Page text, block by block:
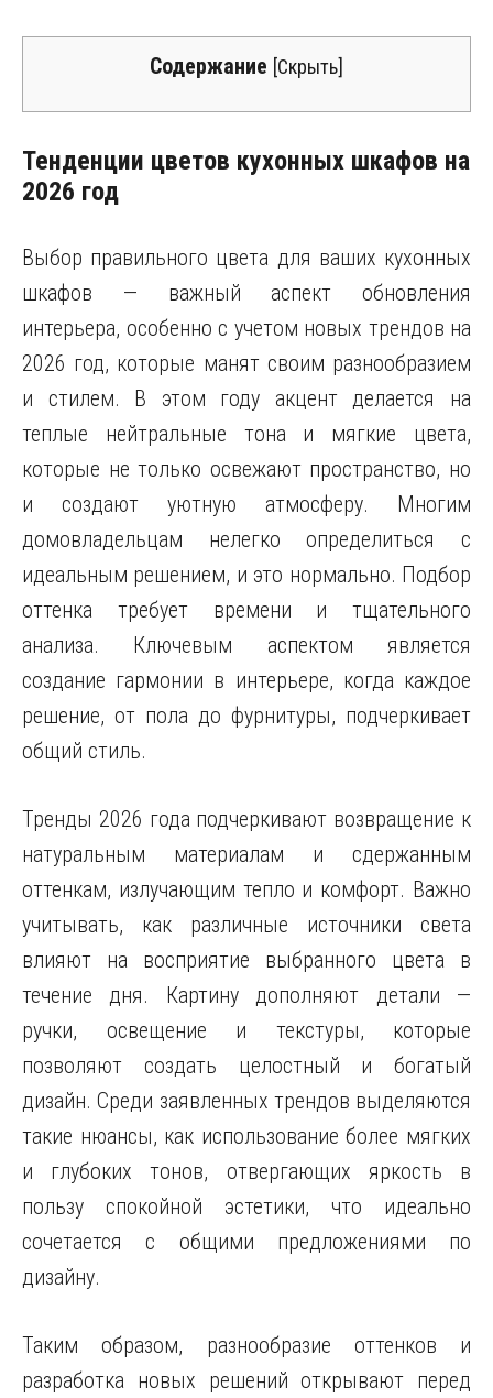
Содержание [Скрыть]
Тенденции цветов кухонных шкафов на
2026 год
Выбор правильного цвета для ваших кухонных
шкафов — важный аспект обновления
интерьера, особенно с учетом новых трендов на
2026 год, которые манят своим разнообразием
и стилем. В этом году акцент делается на
теплые нейтральные тона и мягкие цвета,
которые не только освежают пространство, но
и создают уютную атмосферу. Многим
домовладельцам нелегко определиться с
идеальным решением, и это нормально. Подбор
оттенка требует времени и тщательного
анализа. Ключевым аспектом является
создание гармонии в интерьере, когда каждое
решение, от пола до фурнитуры, подчеркивает
общий стиль.
Тренды 2026 года подчеркивают возвращение к
натуральным материалам и сдержанным
оттенкам, излучающим тепло и комфорт. Важно
учитывать, как различные источники света
влияют на восприятие выбранного цвета в
течение дня. Картину дополняют детали —
ручки, освещение и текстуры, которые
позволяют создать целостный и богатый
дизайн. Среди заявленных трендов выделяются
такие нюансы, как использование более мягких
и глубоких тонов, отвергающих яркость в
пользу спокойной эстетики, что идеально
сочетается с общими предложениями по
дизайну.
Таким образом, разнообразие оттенков и
разработка новых решений открывают перед